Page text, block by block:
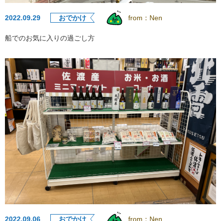
2022.09.29 おでかけ from： Nen
船でのお気に入りの過ごし方
2022.09.06 おでかけ from： Nen